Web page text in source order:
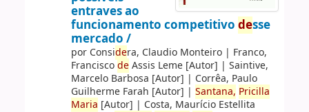
entraves ao
funcionamento competitivo desse
mercado /
por Considera, Claudio Monteiro| Franco,
FranciscodeAssis Leme[Autor] | Saintive,
Marcelo Barbosa [Autor] | Corrêa, Paulo
Guilherme Farah [Autor] | Santana, Pricilla
Maria [Autor] | Costa, Maurício Estellita